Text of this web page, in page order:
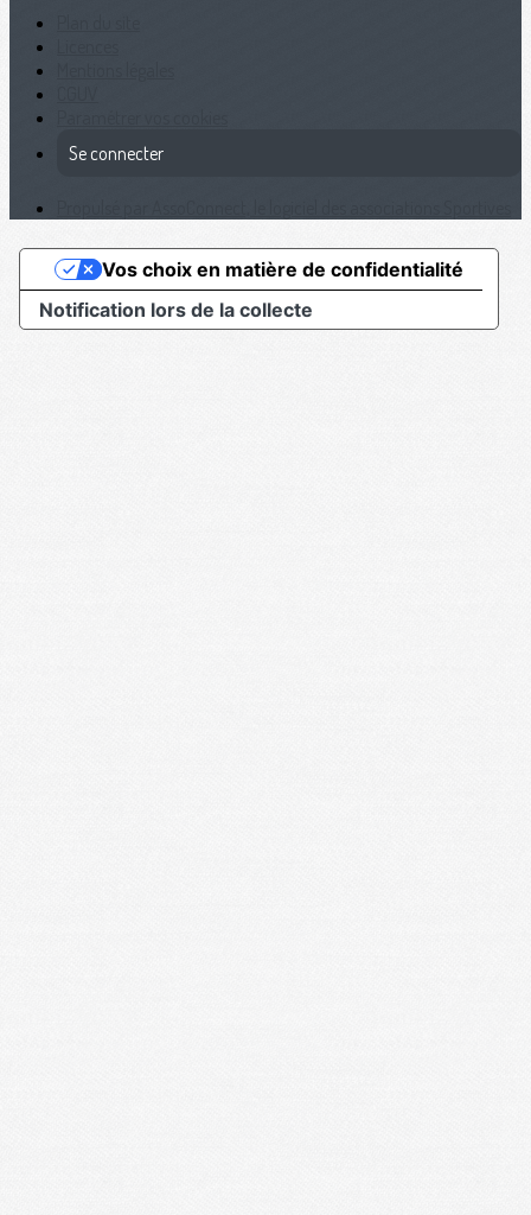
Se connecter
Notification lors de la collecte
Vos choix en matière de confidentialité